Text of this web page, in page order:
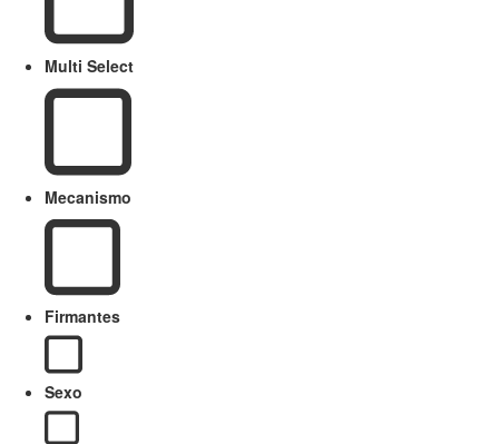
Multi Select
Mecanismo
Firmantes
Sexo